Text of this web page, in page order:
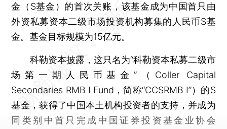
金（S基金）的首次关账，该基金成为中国首只由
外资私募资本二级市场投资机构募集的人民币S基
金。基金目标规模为15亿元。
科勒资本披露，这只名为“科勒资本私募二级市
场第一期人民币基金”（Coller Capital
Secondaries RMB I Fund，简称“CCSRMB I”）的S
基金，获得了中国本土机构投资者的支持，并成为
同类别中首只完成中国证券投资基金业协会